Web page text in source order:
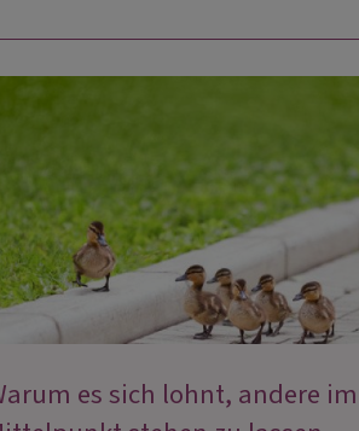
es sich lohnt, andere im